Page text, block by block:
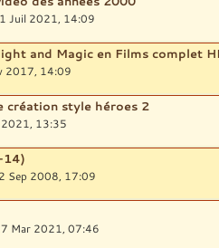
Juil 2021, 14:09
and Magic en Films complet
2017, 14:09
création style héroes 2
2021, 13:35
14)
Sep 2008, 17:09
Mar 2021, 07:46